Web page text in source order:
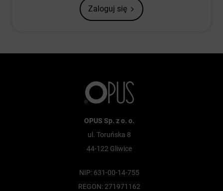
Zaloguj się
OPUS Sp. z o. o.
ul. Toruńska 8
44-122 Gliwice
NIP: 631-00-14-755
REGON: 271971162